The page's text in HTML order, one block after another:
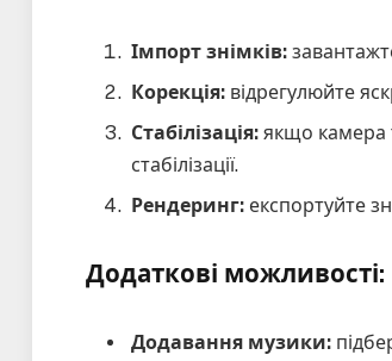
Імпорт знімків:
Корекція: відрегулюйте
Стабілізація: якщо камера
стабілізації.
Рендеринг: експортуйте
Додаткові можливості:
Додавання музики: